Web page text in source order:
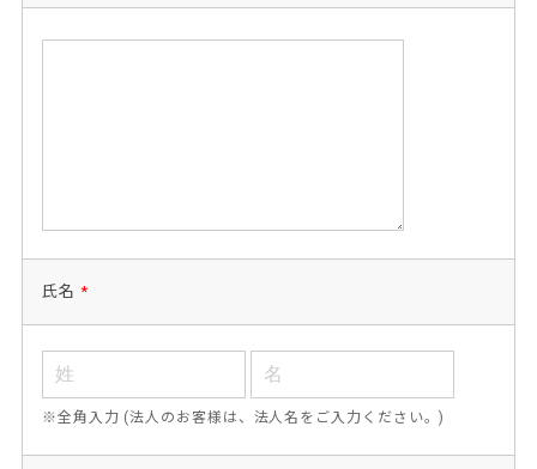
氏名 *
※全角入力 (法人のお客様は、法人名をご入力ください。)